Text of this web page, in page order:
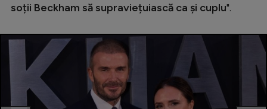
soții Beckham să supraviețuiască ca și cuplu".